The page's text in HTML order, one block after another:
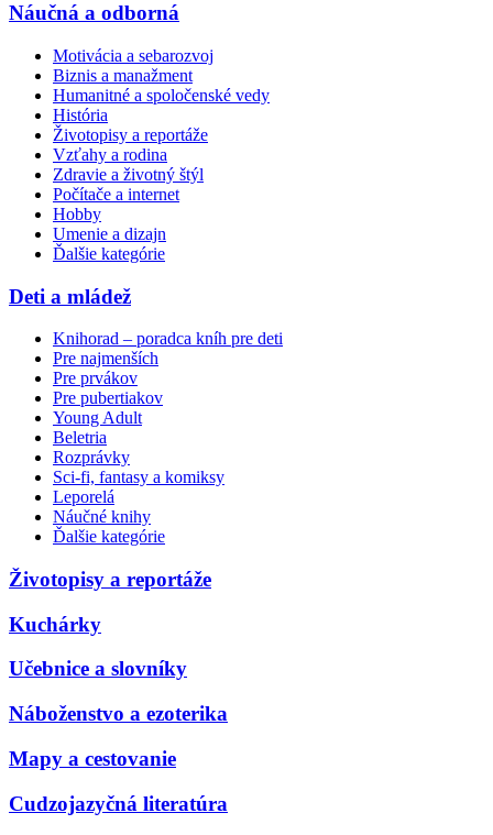
Náučná a odborná
Motivácia a sebarozvoj
Biznis a manažment
Humanitné a spoločenské vedy
História
Životopisy a reportáže
Vzťahy a rodina
Zdravie a životný štýl
Počítače a internet
Hobby
Umenie a dizajn
Ďalšie kategórie
Deti a mládež
Knihorad – poradca kníh pre deti
Pre najmenších
Pre prvákov
Pre pubertiakov
Young Adult
Beletria
Rozprávky
Sci-fi, fantasy a komiksy
Leporelá
Náučné knihy
Ďalšie kategórie
Životopisy a reportáže
Kuchárky
Učebnice a slovníky
Náboženstvo a ezoterika
Mapy a cestovanie
Cudzojazyčná literatúra